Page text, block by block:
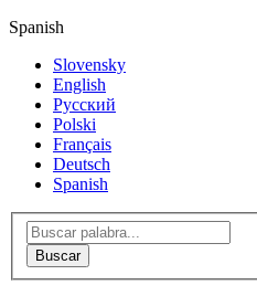
Spanish
Slovensky
English
Русский
Polski
Français
Deutsch
Spanish